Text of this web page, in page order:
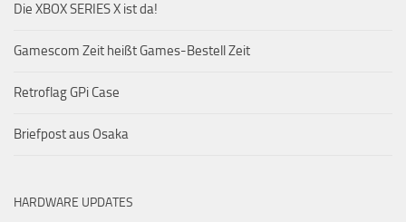
Die XBOX SERIES X ist da!
Gamescom Zeit heißt Games-Bestell Zeit
Retroflag GPi Case
Briefpost aus Osaka
HARDWARE UPDATES